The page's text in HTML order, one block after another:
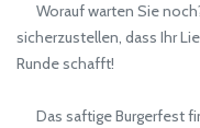
Worauf warten Sie
sicherzustellen, dass Ihr
Runde schafft!
Das saftige Burgerfest